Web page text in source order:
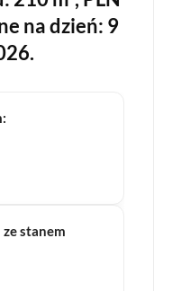
na dzień: 9
stanem